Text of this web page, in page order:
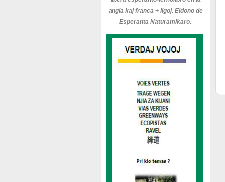
angla kaj franca + ligoj. Eldono de
Esperanta Naturamikaro.